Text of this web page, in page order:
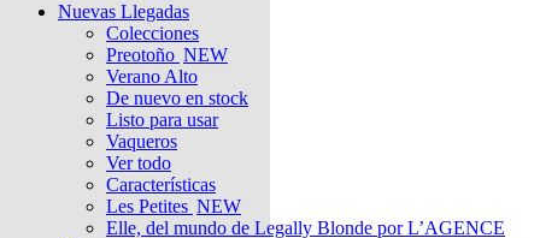
Nuevas Llegadas
Colecciones
Preotoño NEW
Verano Alto
De nuevo en stock
Listo para usar
Vaqueros
Ver todo
Características
Les Petites NEW
Elle, del mundo de Legally Blonde por L’AGENCE